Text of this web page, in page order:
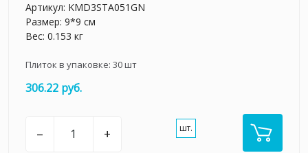
Артикул: KMD3STA051GN
Размер: 9*9 см
Вес: 0.153 кг
Плиток в упаковке: 30шт
306.22 руб.
– + шт.